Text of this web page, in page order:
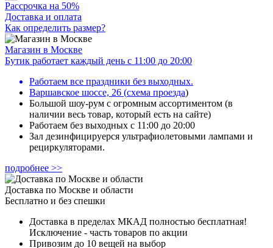
Рассрочка на 50%
Доставка и оплата
Как определить размер?
Магазин в Москве
Бутик работает каждый день с 11:00 до 20:00
Работаем все праздники без выходных.
Варшавское шоссе, 26 (схема проезда)
Большой шоу-рум с огромным ассортиментом (в
наличии весь товар, который есть на сайте)
Работаем без выходных с 11:00 до 20:00
Зал дезинфицируерся ультрафиолетовыми лампами и
рециркуляторами.
подробнее >>
Доставка по Москве и области
Бесплатно и без спешки
Доставка в пределах МКАД полностью бесплатная!
Исключение - часть товаров по акции
Привозим до 10 вещей на выбор